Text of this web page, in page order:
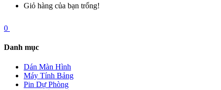
Giỏ hàng của bạn trống!
0
Danh mục
Dán Màn Hình
Máy Tính Bảng
Pin Dự Phòng